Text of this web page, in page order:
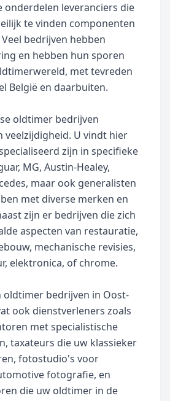
onderdelen leveranciers die
te vinden componenten
bedrijven hebben
en hebben hun sporen
met tevreden
België en daarbuiten.
oldtimer bedrijven
veelzijdigheid. U vindt hier
zijn in specifieke
MG, Austin-Healey,
maar ook generalisten
met diverse merken en
zijn er bedrijven die zich
aspecten van restauratie,
mechanische revisies,
elektronica, of chrome.
oldtimer bedrijven in Oost-
ook dienstverleners zoals
met specialistische
taxateurs die uw klassieker
fotostudio's voor
fotografie, en
die uw oldtimer in de